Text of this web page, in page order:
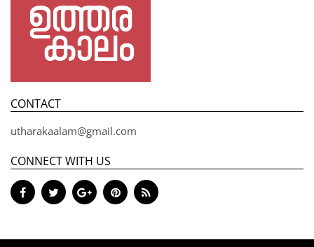
CONTACT
utharakaalam@gmail.com
CONNECT WITH US